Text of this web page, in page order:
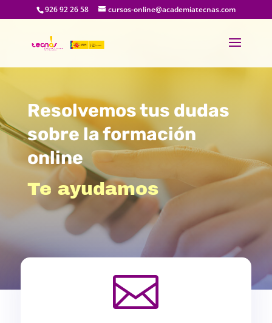
926 92 26 58 cursos-online@academiatecnas.com
Resolvemos tus dudas
sobre la formación
online
Te ayudamos
